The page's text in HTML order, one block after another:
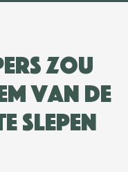
zou
van de
slepen